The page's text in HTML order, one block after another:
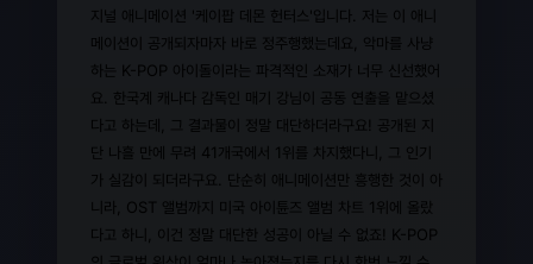
지널 애니메이션 '케이팝 데몬 헌터스'입니다. 저는 이 애니
메이션이 공개되자마자 바로 정주행했는데요, 악마를 사냥
하는 K-POP 아이돌이라는 파격적인 소재가 너무 신선했어
요. 한국계 캐나다 감독인 매기 강님이 공동 연출을 맡으셨
다고 하는데, 그 결과물이 정말 대단하더라구요! 공개된 지
단 나흘 만에 무려 41개국에서 1위를 차지했다니, 그 인기
가 실감이 되더라구요. 단순히 애니메이션만 흥행한 것이 아
니라, OST 앨범까지 미국 아이튠즈 앨범 차트 1위에 올랐
다고 하니, 이건 정말 대단한 성공이 아닐 수 없죠! K-POP